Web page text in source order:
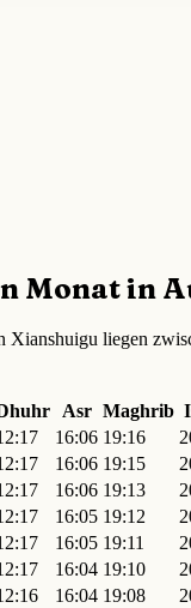
Monat in
Xianshuigu liegen
Asr Maghrib
16:06 19:16
16:06 19:15
16:06 19:13
16:05 19:12
16:05 19:11
16:04 19:10
16:04 19:08